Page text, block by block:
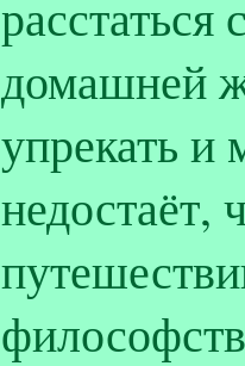
домашней
упрекать и
недостаёт,